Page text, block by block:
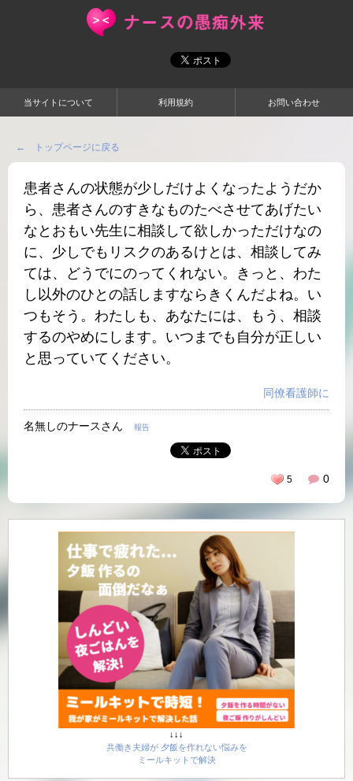
当サイトについて 利用規約 お問い合わせ
← トップページに戻る
患者さんの状態が少しだけよくなったようだか
ら、患者さんのすきなものたべさせてあげたい
なとおもい先生に相談して欲しかっただけなの
に、少しでもリスクのあるけとは、相談してみ
ては、どうでにのってくれない。きっと、わた
し以外のひとの話しますならきくんだよね。い
つもそう。わたしも、あなたには、もう、相談
するのやめにします。いつまでも自分が正しい
と思っていてください。
同僚看護師に
名無しのナースさん 報告
0
5
↓↓↓
共働き夫婦が 夕飯を作れない悩みを
ミールキットで解決